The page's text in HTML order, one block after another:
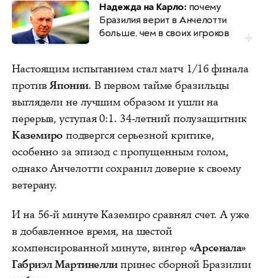
Надежда на Карло:почему
Бразилия верит в Анчелотти
больше, чем в своих игроков
Настоящим испытанием стал матч 1/16 финала
противЯпонии. В первом тайме бразильцы
выглядели не лучшим образом и ушли на
перерыв, уступая 0:1. 34-летний полузащитник
Каземиро подвергся серьезной критике,
особенно за эпизод с пропущенным голом,
однако Анчелотти сохранил доверие к своему
ветерану.
И на 56-й минуте Каземиро сравнял счет. А уже
в добавленное время, на шестой
компенсированной минуте, вингер «Арсенала»
Габриэл Мартинеллипринес сборной Бразилии